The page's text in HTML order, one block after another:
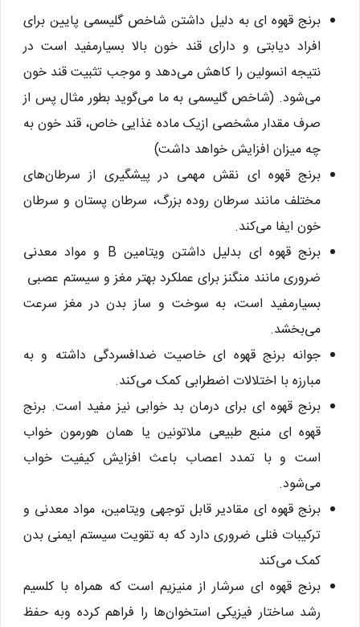
برنج قهوه‌ ای به دلیل داشتن شاخص گلیسمی پایین برای
افراد دیابتی و دارای قند خون بالا بسیارمفید است در
نتیجه انسولین را کاهش می‌دهد و موجب تثبیت قند خون
می‌شود. (شاخص گلیسمی به ما می‌گوید بطور مثال پس از
صرف مقدار مشخصی ازیک ماده غذایی خاص، قند خون به
چه میزان افزایش خواهد داشت)
برنج قهوه ای نقش مهمی در پیشگیری از سرطان‌های
مختلف مانند سرطان روده بزرگ، سرطان پستان و سرطان
خون ایفا می‌کند.
برنج قهوه ای بدلیل داشتن ویتامین B و مواد معدنی
ضروری مانند منگنز برای عملکرد بهتر مغز و سیستم عصبی
بسیارمفید است، به سوخت و ساز بدن در مغز سرعت
می‌بخشد.
جوانه‌ برنج قهوه ای خاصیت ضدافسردگی داشته و به
مبارزه با اختلالات اضطرابی کمک می‌کند.
برنج قهوه ای برای درمان بد خوابی نیز مفید است. برنج
قهوه ای منبع طبیعی ملاتونین یا همان هورمون خواب
است و با تمدد اعصاب باعث افزایش کیفیت خواب
می‌شود.
برنج قهوه ای مقادیر قابل توجهی ویتامین، مواد معدنی و
ترکیبات فنلی ضروری دارد که به تقویت سیستم ایمنی بدن
کمک می‌کند
برنج قهوه ای سرشار از منیزیم است که همراه با کلسیم
رشد ساختار فیزیکی استخوان‌ها را فراهم کرده وبه حفظ